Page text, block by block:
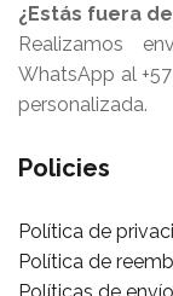
¿Estás fuera
Realizamos
WhatsApp al
personalizada.
Policies
Política de
Política de